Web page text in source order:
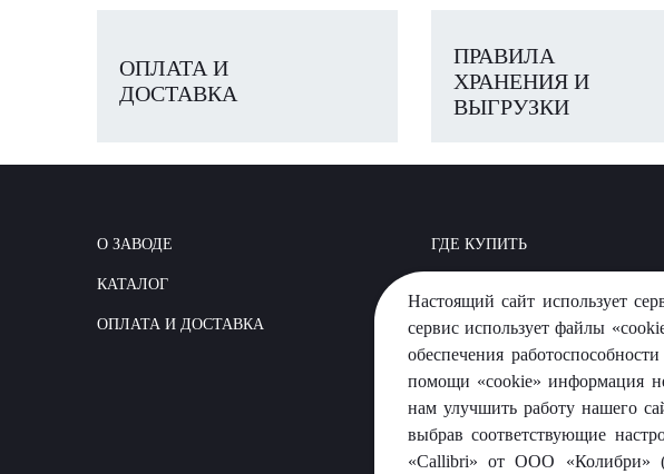
ОПЛАТА И
ДОСТАВКА
ПРАВИЛА
ХРАНЕНИЯ И
ВЫГРУЗКИ
О ЗАВОДЕ
КАТАЛОГ
ОПЛАТА И ДОСТАВКА
ГДЕ КУПИТЬ
ВОПРОС-ОТВЕТ
Настоящий сайт использует
сервис использует файлы
обеспечения
помощи «cookie» информация
нам улучшить работу нашего
выбрав соответствующие
«Callibri» от ООО